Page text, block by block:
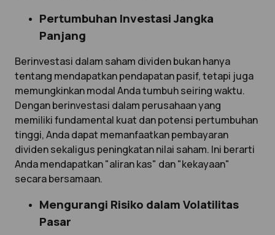
Pertumbuhan Investasi Jangka
Panjang
Berinvestasi dalam saham dividen bukan hanya
tentang mendapatkan pendapatan pasif, tetapi juga
memungkinkan modal Anda tumbuh seiring waktu.
Dengan berinvestasi dalam perusahaan yang
memiliki fundamental kuat dan potensi pertumbuhan
tinggi, Anda dapat memanfaatkan pembayaran
dividen sekaligus peningkatan nilai saham. Ini berarti
Anda mendapatkan "aliran kas" dan "kekayaan"
secara bersamaan.
Mengurangi Risiko dalam Volatilitas
Pasar